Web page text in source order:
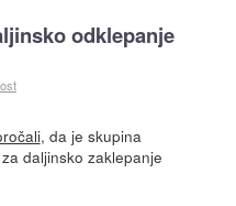
odklepanje
, da je skupina
daljinsko zaklepanje